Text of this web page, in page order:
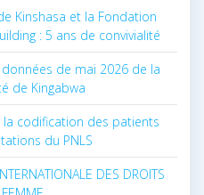
Kinshasa et la Fondation
: 5 ans de convivialité
de mai 2026 de la
de Kingabwa
la codification des patients
du PNLS
DES DROITS